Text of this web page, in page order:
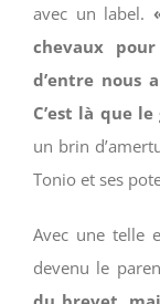
avec un label.
chevaux
d’entre nous
C’est là que
un brin
Tonio et ses
Avec une telle
devenu le